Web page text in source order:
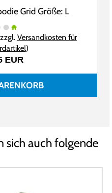
Grid Größe: L
Versandkosten für
)
EUR
sich auch folgende